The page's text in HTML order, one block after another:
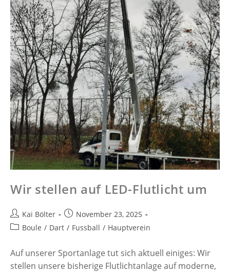
Wir stellen auf LED-Flutlicht um
Kai Bölter
November 23, 2025
Boule / Dart / Fussball / Hauptverein
Auf unserer Sportanlage tut sich aktuell einiges: Wir
stellen unsere bisherige Flutlichtanlage auf moderne,